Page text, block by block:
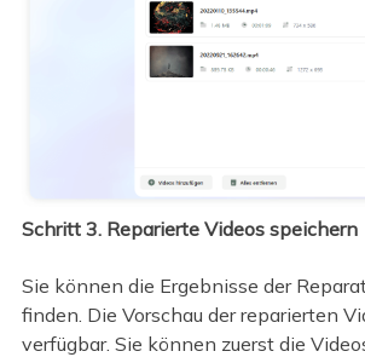
Schritt 3. Reparierte Videos speichern
Sie können die Ergebnisse der
finden. Die Vorschau der reparierten
verfügbar. Sie können zuerst die